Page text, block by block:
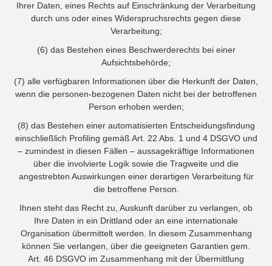
Ihrer Daten, eines Rechts auf Einschränkung der Verarbeitung
durch uns oder eines Widerspruchsrechts gegen diese
Verarbeitung;
(6) das Bestehen eines Beschwerderechts bei einer
Aufsichtsbehörde;
(7) alle verfügbaren Informationen über die Herkunft der Daten,
wenn die personen-bezogenen Daten nicht bei der betroffenen
Person erhoben werden;
(8) das Bestehen einer automatisierten Entscheidungsfindung
einschließlich Profiling gemäß Art. 22 Abs. 1 und 4 DSGVO und
– zumindest in diesen Fällen – aussagekräftige Informationen
über die involvierte Logik sowie die Tragweite und die
angestrebten Auswirkungen einer derartigen Verarbeitung für
die betroffene Person.
Ihnen steht das Recht zu, Auskunft darüber zu verlangen, ob
Ihre Daten in ein Drittland oder an eine internationale
Organisation übermittelt werden. In diesem Zusammenhang
können Sie verlangen, über die geeigneten Garantien gem.
Art. 46 DSGVO im Zusammenhang mit der Übermittlung